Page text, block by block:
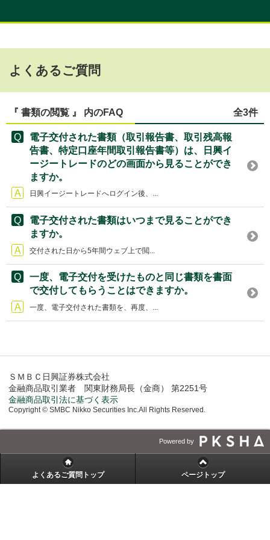
よくあるご質問
『 書類の閲覧 』 内のFAQ 全3件
電子交付された書類（取引報告書、取引残高報
告書、特定口座年間取引報告書等）は、日興イ
ージートレードのどの画面から見ることができ
ますか。
日興イージートレードへログイン後、...
電子交付された書類はいつまで見ることができ
ますか。
交付された日から5年間ウェブ上で閲...
一度、電子交付を受けたものと同じ書類を書面
で交付してもらうことはできますか。
一度、電子交付された書類を、再度、...
ＳＭＢＣ日興証券株式会社
金融商品取引業者 関東財務局長（金商） 第2251号
金融商品取引法に基づく表示
Copyright © SMBC Nikko Securities Inc.All Rights Reserved.
Powered by
よくあるご質問トップ ページトップ